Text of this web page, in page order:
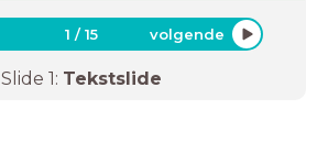
1 /15 volgende
Slide 1: Tekstslide